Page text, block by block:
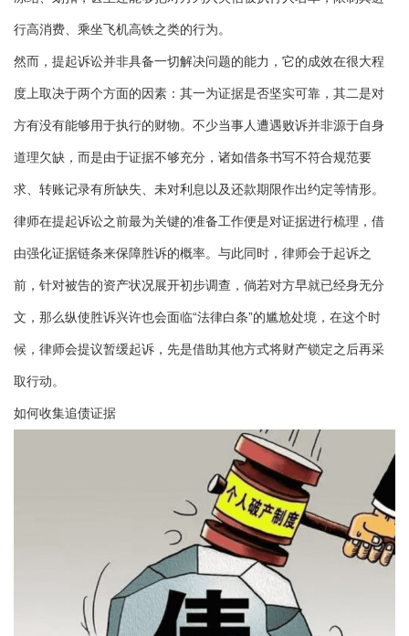
行高消费、乘坐飞机高铁之类的行为。
然而，提起诉讼并非具备一切解决问题的能力，它的成效在很大程
度上取决于两个方面的因素：其一为证据是否坚实可靠，其二是对
方有没有能够用于执行的财物。不少当事人遭遇败诉并非源于自身
道理欠缺，而是由于证据不够充分，诸如借条书写不符合规范要
求、转账记录有所缺失、未对利息以及还款期限作出约定等情形。
律师在提起诉讼之前最为关键的准备工作便是对证据进行梳理，借
由强化证据链条来保障胜诉的概率。与此同时，律师会于起诉之
前，针对被告的资产状况展开初步调查，倘若对方早就已经身无分
文，那么纵使胜诉兴许也会面临“法律白条”的尴尬处境，在这个时
候，律师会提议暂缓起诉，先是借助其他方式将财产锁定之后再采
取行动。
如何收集追债证据